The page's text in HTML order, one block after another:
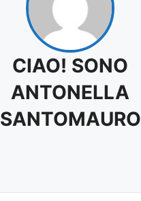
CIAO! SONO
ANTONELLA
SANTOMAURO